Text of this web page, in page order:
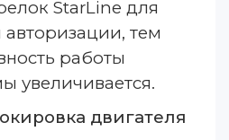
StarLine для
тем
работы
увеличивается.
двигателя